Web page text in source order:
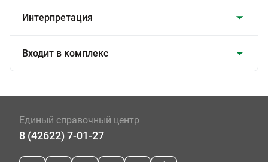
Интерпретация
Входит в комплекс
Единый справочный центр
8 (42622) 7-01-27